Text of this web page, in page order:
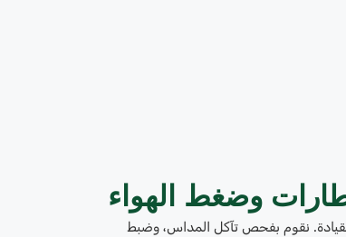
وضغط الهواء
القيادة. نقوم بفحص تآكل المداس، وضبط